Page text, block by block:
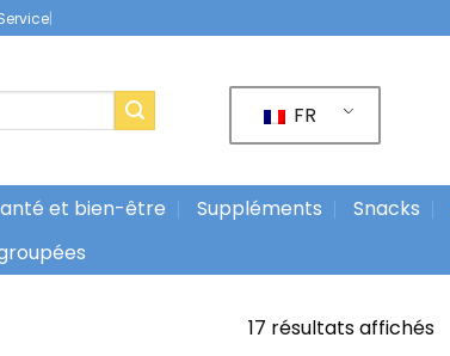
|
FR
et bien-être Suppléments Snacks
17 résultats affichés